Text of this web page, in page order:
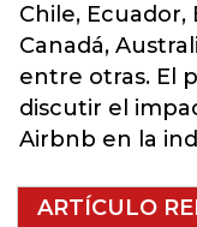
Chile, Ecuador,
Canadá,
entre otras. El
discutir el
Airbnb en la
ARTÍCULO